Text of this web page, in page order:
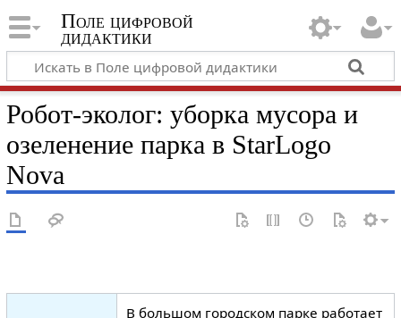
Поле цифровой
дидактики
Робот-эколог: уборка мусора и
озеленение парка в StarLogo
Nova
В большом городском парке работает